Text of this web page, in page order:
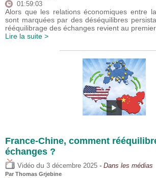
01:59:03
Alors que les relations économiques entre
sont marquées par des déséquilibres
rééquilibrage des échanges revient au
Lire la suite >
France-Chine, comment
échanges ?
Vidéo du 3 décembre 2025 - Dans les médias
Par Thomas Grjebine